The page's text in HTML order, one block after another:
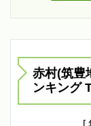
赤村(筑豊
ンキング
[